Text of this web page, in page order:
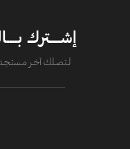
إشــــترك
لــتصــلك آخــر